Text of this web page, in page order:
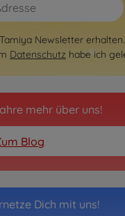
Newsletter erhalten.
Datenschutz habe ich
mehr über uns!
Blog
Dich mit uns!